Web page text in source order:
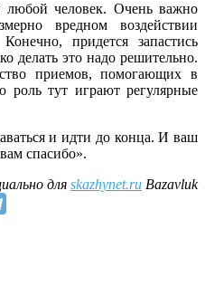
человек. Очень важно
вредном воздействии
придется запастись
делать это надо решительно.
приемов, помогающих в
роль тут играют регулярные
и идти до конца. И ваш
спасибо».
для skazhynet.ru Bazavluk